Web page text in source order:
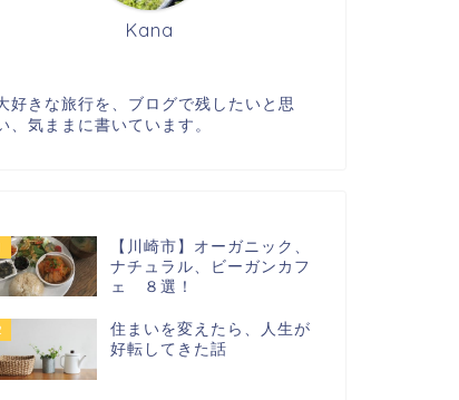
Kana
好きな旅行を、ブログで残したいと思
、気ままに書いています。
【川崎市】オーガニック、
ナチュラル、ビーガンカフ
ェ ８選！
住まいを変えたら、人生が
好転してきた話